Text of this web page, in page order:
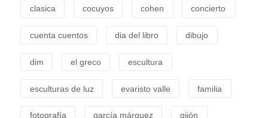
clasica cocuyos cohen concierto
cuenta cuentos dia del libro dibujo
dim el greco escultura
esculturas de luz evaristo valle familia
fotografía garcía márquez gijón